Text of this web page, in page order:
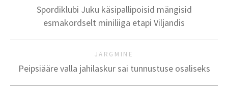
Spordiklubi Juku käsipallipoisid mängisid
esmakordselt miniliiga etapi Viljandis
JÄRGMINE
Peipsiääre valla jahilaskur sai tunnustuse osaliseks